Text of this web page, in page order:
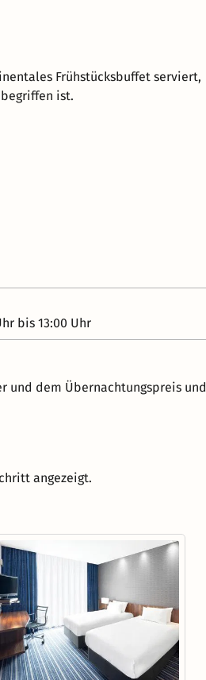
Frühstücksbuffet serviert,
ist.
bis 13:00 Uhr
und dem Übernachtungspreis und
angezeigt.